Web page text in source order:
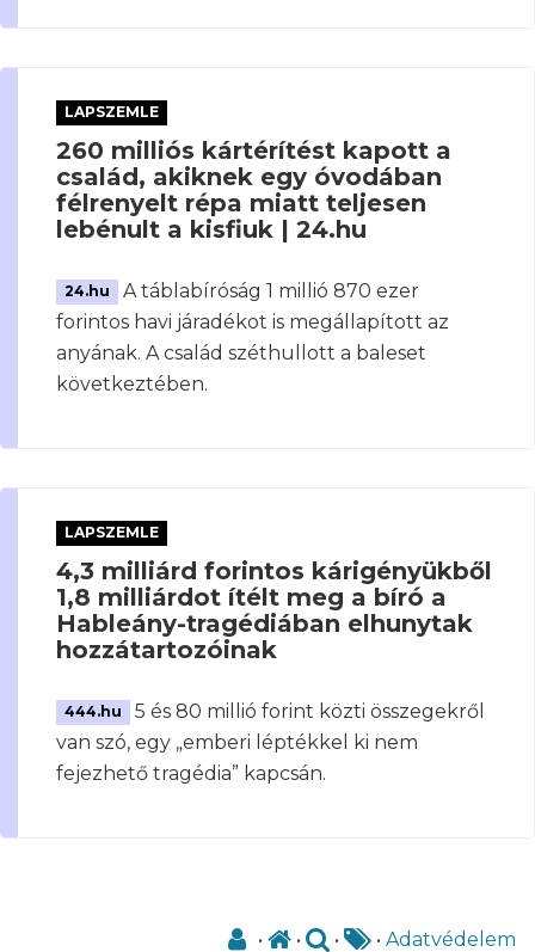
LAPSZEMLE
260 milliós kártérítést kapott a
család, akiknek egy óvodában
félrenyelt répa miatt teljesen
lebénult a kisfiuk | 24.hu
24.hu
A táblabíróság 1 millió 870 ezer
forintos havi járadékot is megállapított az
anyának. A család széthullott a baleset
következtében.
LAPSZEMLE
4,3 milliárd forintos kárigényükből
1,8 milliárdot ítélt meg a bíró a
Hableány-tragédiában elhunytak
hozzátartozóinak
444.hu
5 és 80 millió forint közti összegekről
van szó, egy „emberi léptékkel ki nem
fejezhető tragédia” kapcsán.
• • • • Adatvédelem